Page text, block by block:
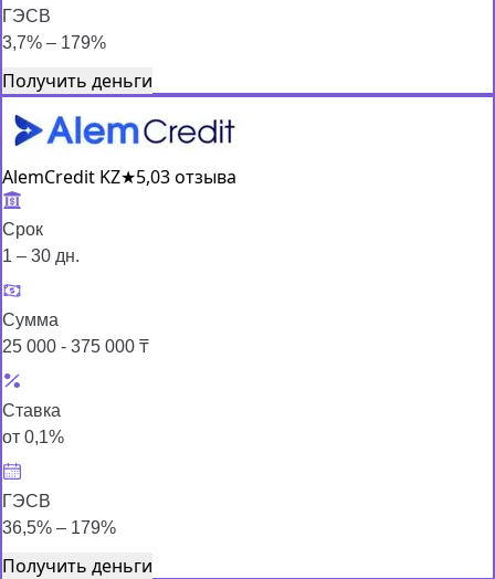
ГЭСВ
3,7% – 179%
Получить деньги
AlemCredit KZ★5,03 отзыва
Срок
1 – 30 дн.
Сумма
25 000 - 375 000 ₸
Ставка
от 0,1%
ГЭСВ
36,5% – 179%
Получить деньги